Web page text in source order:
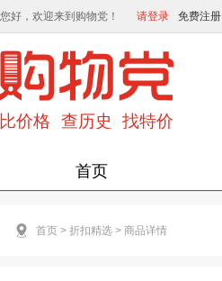
您好，欢迎来到购物党！ 请登录 免费注册
首页
首页 > 折扣精选 > 商品详情